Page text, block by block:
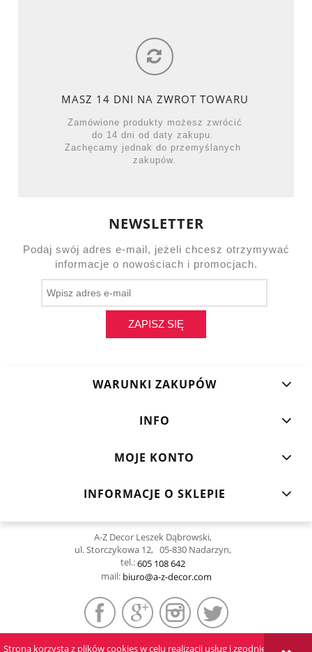
Strona korzysta z plików cookies w celu realizacji usług i zgodnie z
MASZ 14 DNI NA ZWROT TOWARU
Zamówione produkty możesz zwrócić
do 14 dni od daty zakupu.
Zachęcamy jednak do przemyślanych
zakupów.
NEWSLETTER
Podaj swój adres e-mail, jeżeli chcesz otrzymywać
informacje o nowościach i promocjach.
ZAPISZ SIĘ
WARUNKI ZAKUPÓW
INFO
MOJE KONTO
INFORMACJE O SKLEPIE
A-Z Decor Leszek Dąbrowski,
ul. Storczykowa 12, 05-830 Nadarzyn,
tel.:605 108 642
mail: biuro@a-z-decor.com